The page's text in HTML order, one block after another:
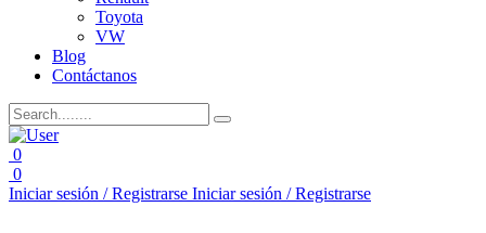
Toyota
VW
Blog
Contáctanos
0
0
Iniciar sesión / Registrarse Iniciar sesión / Registrarse